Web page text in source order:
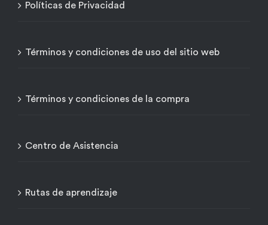
Políticas de Privacidad
Términos y condiciones de uso del sitio web
Términos y condiciones de la compra
Centro de Asistencia
Rutas de aprendizaje